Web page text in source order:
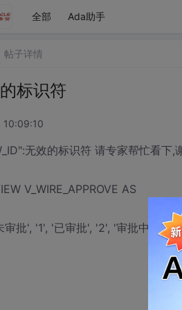
全部 Ada助手
帖子详情
标识符
10:09:10
无效的标识符 请专家帮忙看下,
V_WIRE_APPROVE AS
批', '1', '已审批', '2', '审批中',